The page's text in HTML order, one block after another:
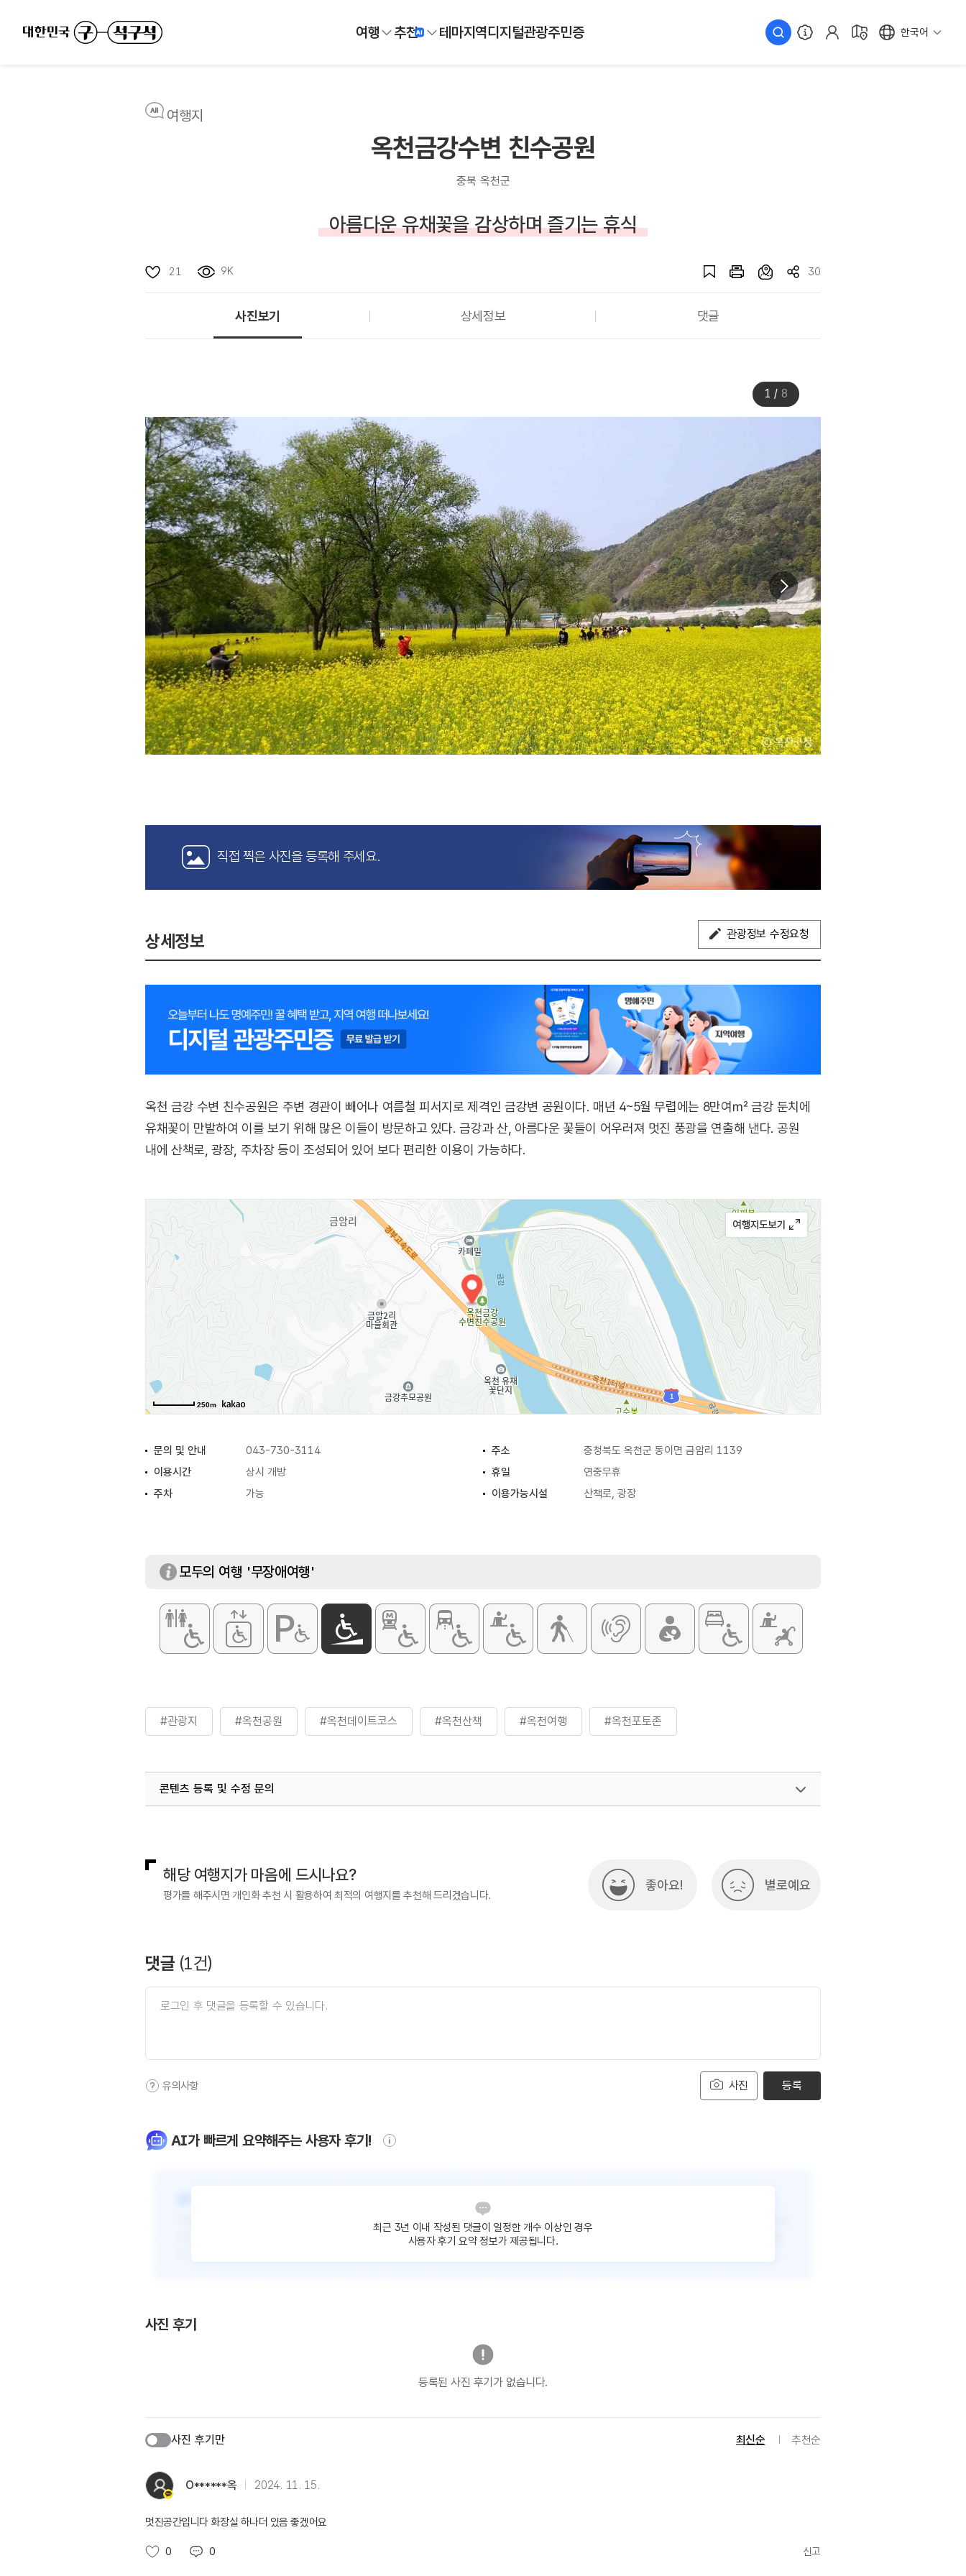
여행 추천 테마지역디지털관광주민증 한국어
여행지
옥천금강수변 친수공원
충북 옥천군
아름다운 유채꽃을 감상하며 즐기는 휴식
21 9K 30
사진보기 상세정보 댓글
1 / 8
직접 찍은 사진을 등록해 주세요.
상세정보 관광정보 수정요청
옥천 금강 수변 친수공원은 주변 경관이 빼어나 여름철 피서지로 제격인 금강변 공원이다. 매년 4~5월 무렵에는 8만여㎡ 금강 둔치에
유채꽃이 만발하여 이를 보기 위해 많은 이들이 방문하고 있다. 금강과 산, 아름다운 꽃들이 어우러져 멋진 풍광을 연출해 낸다. 공원
내에 산책로, 광장, 주차장 등이 조성되어 있어 보다 편리한 이용이 가능하다.
250m
문의 및 안내 043-730-3114 주소
충청북도 옥천군 동이면 금암리 1139
이용시간
상시 개방 휴일
연중무휴
주차
가능 이용가능시설 산책로, 광장
모두의 여행 '무장애여행'
#관광지 #옥천공원 #옥천데이트코스 #옥천산책 #옥천여행 #옥천포토존
콘텐츠 등록 및 수정 문의
해당 여행지가 마음에 드시나요?
평가를 해주시면 개인화 추천 시 활용하여 최적의 여행지를 추천해 드리겠습니다.
좋아요! 별로예요
댓글 (1건)
사진
유의사항 등록
AI가 빠르게 요약해주는 사용자 후기!
최근 3년 이내 작성된 댓글이 일정한 개수 이상인 경우
사용자 후기 요약 정보가 제공됩니다.
사진 후기
등록된 사진 후기가 없습니다.
사진 후기만 최신순 추천순
O******옥 2024. 11. 15.
멋진공간입니다 화장실 하나더 있음 좋겠어요
0 0 신고